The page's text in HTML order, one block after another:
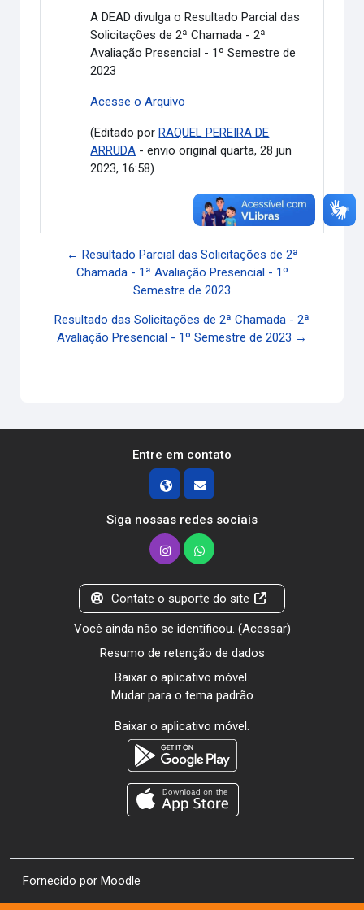
A DEAD divulga o Resultado Parcial das
Solicitações de 2ª Chamada - 2ª
Avaliação Presencial - 1º Semestre de
2023
Acesse o Arquivo
(Editado porRAQUEL PEREIRA DE
ARRUDA - envio original quarta, 28 jun
2023, 16:58)
Link direto
← Resultado Parcial das Solicitações de 2ª
Chamada - 1ª Avaliação Presencial - 1º
Semestre de 2023
Resultado das Solicitações de 2ª Chamada - 2ª
Avaliação Presencial - 1º Semestre de 2023 →
Entre em contato
Siga nossas redes sociais
Contate o suporte do site
Você ainda não se identificou. (Acessar)
Resumo de retenção de dados
Baixar o aplicativo móvel.
Mudar para o tema padrão
Baixar o aplicativo móvel.
Fornecido por Moodle